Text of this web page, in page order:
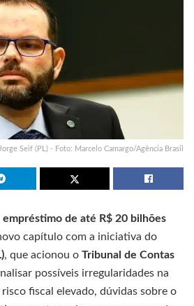
Jorge Seif (PL) - Foto: Marcelo Camargo/Agência Brasil
empréstimo de até R$ 20 bilhões
capítulo com a iniciativa do
, que acionou o Tribunal de Contas
possíveis irregularidades na
fiscal elevado, dúvidas sobre o